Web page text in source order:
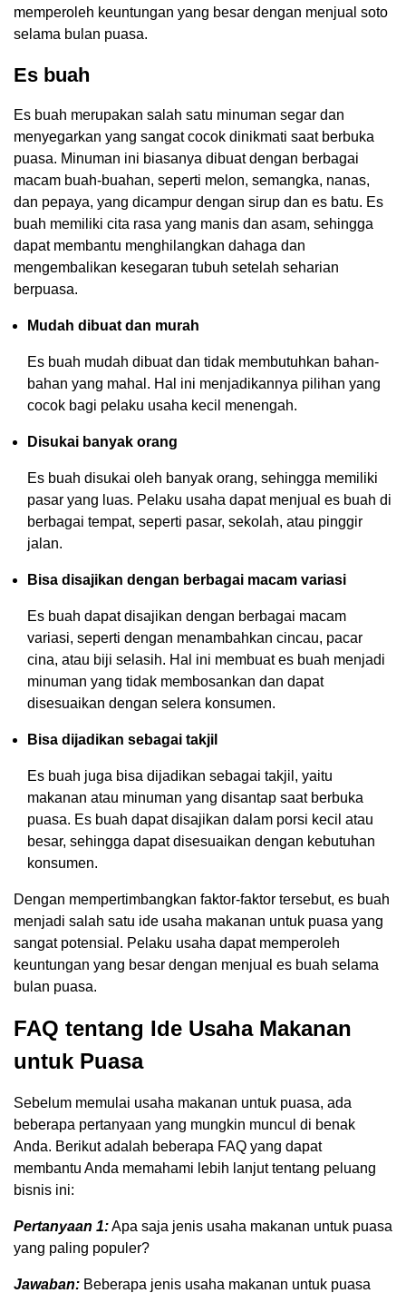
memperoleh keuntungan yang besar dengan menjual soto
selama bulan puasa.
Es buah
Es buah merupakan salah satu minuman segar dan
menyegarkan yang sangat cocok dinikmati saat berbuka
puasa. Minuman ini biasanya dibuat dengan berbagai
macam buah-buahan, seperti melon, semangka, nanas,
dan pepaya, yang dicampur dengan sirup dan es batu. Es
buah memiliki cita rasa yang manis dan asam, sehingga
dapat membantu menghilangkan dahaga dan
mengembalikan kesegaran tubuh setelah seharian
berpuasa.
Mudah dibuat dan murah
Es buah mudah dibuat dan tidak membutuhkan bahan-
bahan yang mahal. Hal ini menjadikannya pilihan yang
cocok bagi pelaku usaha kecil menengah.
Disukai banyak orang
Es buah disukai oleh banyak orang, sehingga memiliki
pasar yang luas. Pelaku usaha dapat menjual es buah di
berbagai tempat, seperti pasar, sekolah, atau pinggir
jalan.
Bisa disajikan dengan berbagai macam variasi
Es buah dapat disajikan dengan berbagai macam
variasi, seperti dengan menambahkan cincau, pacar
cina, atau biji selasih. Hal ini membuat es buah menjadi
minuman yang tidak membosankan dan dapat
disesuaikan dengan selera konsumen.
Bisa dijadikan sebagai takjil
Es buah juga bisa dijadikan sebagai takjil, yaitu
makanan atau minuman yang disantap saat berbuka
puasa. Es buah dapat disajikan dalam porsi kecil atau
besar, sehingga dapat disesuaikan dengan kebutuhan
konsumen.
Dengan mempertimbangkan faktor-faktor tersebut, es buah
menjadi salah satu ide usaha makanan untuk puasa yang
sangat potensial. Pelaku usaha dapat memperoleh
keuntungan yang besar dengan menjual es buah selama
bulan puasa.
FAQ tentang Ide Usaha Makanan
untuk Puasa
Sebelum memulai usaha makanan untuk puasa, ada
beberapa pertanyaan yang mungkin muncul di benak
Anda. Berikut adalah beberapa FAQ yang dapat
membantu Anda memahami lebih lanjut tentang peluang
bisnis ini:
Pertanyaan 1:Apa saja jenis usaha makanan untuk puasa
yang paling populer?
Jawaban: Beberapa jenis usaha makanan untuk puasa